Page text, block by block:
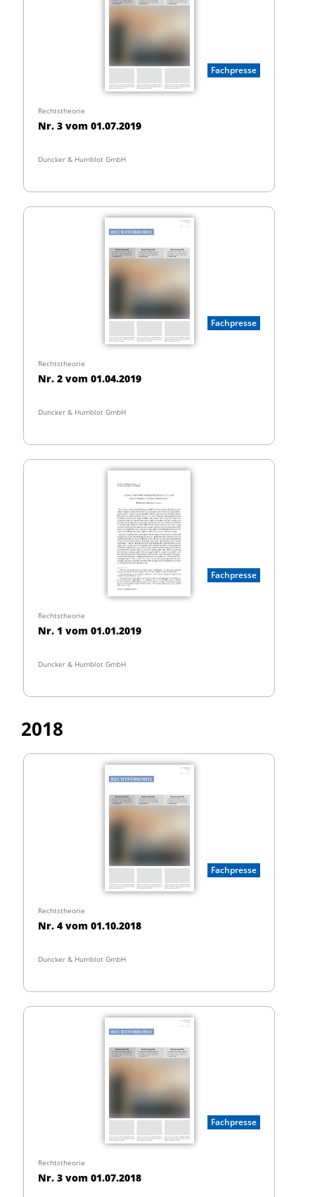
Fachpresse
Rechtstheorie
Nr. 3 vom 01.07.2019
Duncker & Humblot GmbH
Fachpresse
Rechtstheorie
Nr. 2 vom 01.04.2019
Duncker & Humblot GmbH
Fachpresse
Rechtstheorie
Nr. 1 vom 01.01.2019
Duncker & Humblot GmbH
2018
Fachpresse
Rechtstheorie
Nr. 4 vom 01.10.2018
Duncker & Humblot GmbH
Fachpresse
Rechtstheorie
Nr. 3 vom 01.07.2018